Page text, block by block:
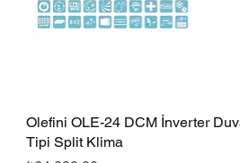
Hızlı Bakış
Olefini OLE-24 DCM İnverter
Tipi Split Klima